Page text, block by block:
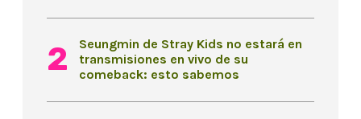
Seungmin de Stray Kids no estará en
transmisiones en vivo de su
comeback: esto sabemos